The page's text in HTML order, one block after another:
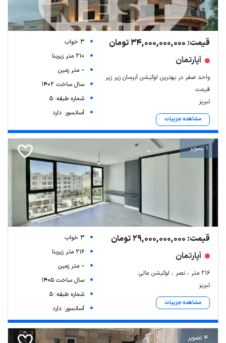
قیمت: 34,000,000,000 تومان
آپارتمان
واحد صفر در بهترین لوکیشن آبرسان زیر زیر
قیمت
تبریز
مشاهده جزییات
3 خواب
210 متر زیربنا
-- متر زمین
سال ساخت 1402
شماره طبقه: 5
آسانسور: دارد
1 تصویر
قیمت: 29,000,000,000 تومان
آپارتمان
۲۱۶ متر ، نصر ، لوکیشن عالی
تبریز
مشاهده جزییات
3 خواب
216 متر زیربنا
-- متر زمین
سال ساخت 1405
شماره طبقه: 5
آسانسور: دارد
4 تصویر